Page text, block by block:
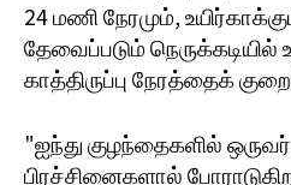
24 மணி நேரமும்,
தேவைப்படும்
காத்திருப்பு நேரத்தைக்
"ஐந்து குழந்தைகளில்
பிரச்சினைகளால்